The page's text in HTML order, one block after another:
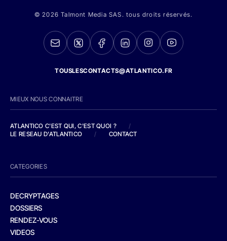
© 2026 Talmont Media SAS. tous droits réservés.
TOUSLESCONTACTS@ATLANTICO.FR
MIEUX NOUS CONNAITRE
ATLANTICO C'EST QUI, C'EST QUOI ?
/
LE RESEAU D'ATLANTICO
/ CONTACT
CATEGORIES
DECRYPTAGES
DOSSIERS
RENDEZ-VOUS
VIDEOS